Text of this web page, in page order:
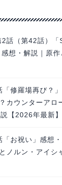
話（第42話）「
想・解説｜原作
修羅場再び？」
カウンターアロ
【2026年最新】
お祝い」感想・
ノルン・アイシ